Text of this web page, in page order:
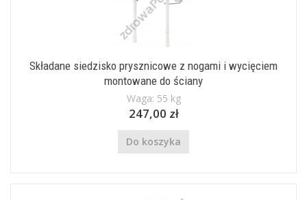
Składane siedzisko prysznicowe z nogami i wycięciem
montowane do ściany
Waga: 55 kg
247,00 zł
Do koszyka